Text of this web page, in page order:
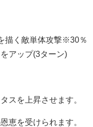
描く敵単体攻撃※30％
アップ(3ターン)
スを上昇させます。
恵を受けられます。